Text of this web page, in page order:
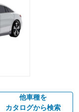
他車種を
カタログから検索